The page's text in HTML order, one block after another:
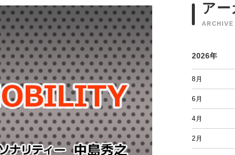
ア
ARCHIVE
2026年
8月
6月
4月
2月